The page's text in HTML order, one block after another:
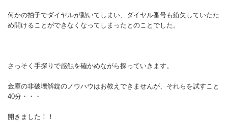
何かの拍子でダイヤルが動いてしまい、ダイヤル番号も紛失していたた
め開けることができなくなってしまったとのことでした。
さっそく手探りで感触を確かめながら探っていきます。
金庫の非破壊解錠のノウハウはお教えできませんが、それらを試すこと
40分・・・
開きました！！